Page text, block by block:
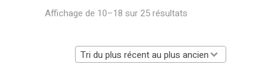
Affichage de 10–18 sur 25 résultats
plus
Tri du plus récent au plus ancien